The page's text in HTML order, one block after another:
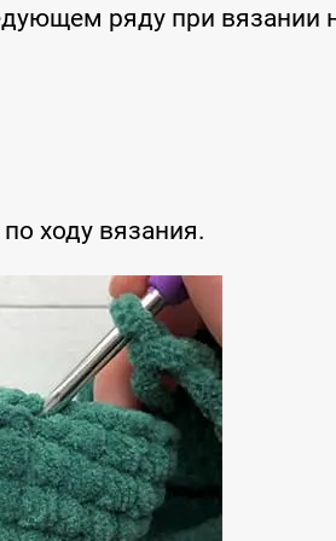
ряду при вязании
ходу вязания.